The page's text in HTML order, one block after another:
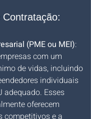
(PME ou MEI):
com um
de vidas, incluindo
individuais
adequado. Esses
oferecem
competitivos e a